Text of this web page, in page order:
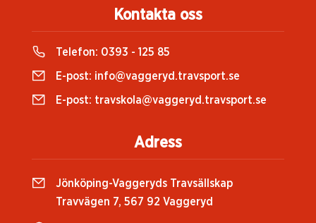
Kontakta oss
Telefon: 0393 - 125 85
E-post: info@vaggeryd.travsport.se
E-post: travskola@vaggeryd.travsport.se
Adress
Jönköping-Vaggeryds Travsällskap
Travvägen 7, 567 92 Vaggeryd